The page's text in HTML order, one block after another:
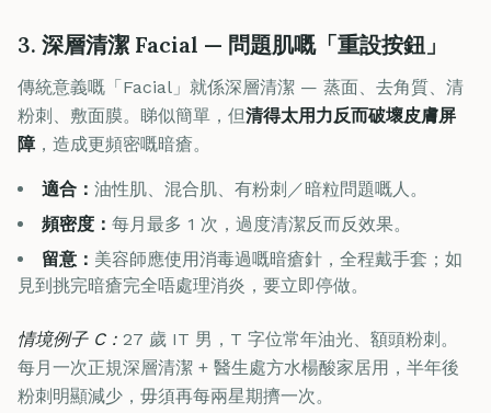
3. 深層清潔 Facial — 問題肌嘅「重設按鈕」
傳統意義嘅「Facial」就係深層清潔 — 蒸面、去角質、清
粉刺、敷面膜。睇似簡單，但清得太用力反而破壞皮膚屏
障，造成更頻密嘅暗瘡。
適合： 油性肌、混合肌、有粉刺／暗粒問題嘅人。
頻密度： 每月最多 1 次，過度清潔反而反效果。
留意： 美容師應使用消毒過嘅暗瘡針，全程戴手套；如
見到挑完暗瘡完全唔處理消炎，要立即停做。
情境例子 C： 27 歲 IT 男，T 字位常年油光、額頭粉刺。
每月一次正規深層清潔 + 醫生處方水楊酸家居用，半年後
粉刺明顯減少，毋須再每兩星期擠一次。